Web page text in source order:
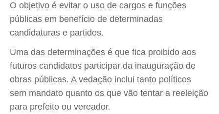
O objetivo é evitar o uso de cargos e funções
públicas em benefício de determinadas
candidaturas e partidos.
Uma das determinações é que fica proibido aos
futuros candidatos participar da inauguração de
obras públicas. A vedação inclui tanto políticos
sem mandato quanto os que vão tentar a reeleição
para prefeito ou vereador.